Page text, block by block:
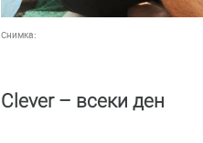
Снимка:
Clever – всеки ден